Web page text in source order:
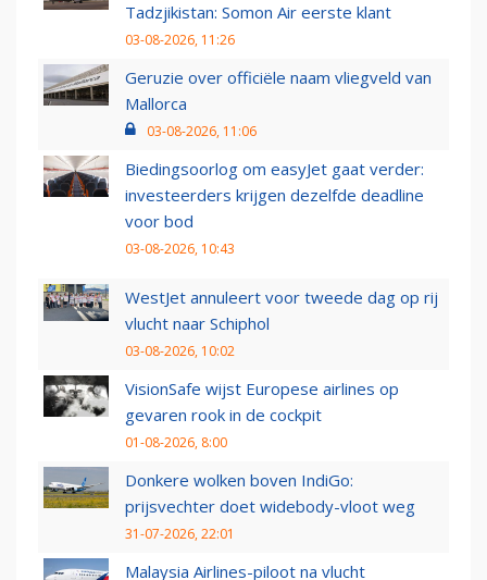
Tadzjikistan: Somon Air eerste klant
03-08-2026, 11:26
Geruzie over officiële naam vliegveld van
Mallorca
03-08-2026, 11:06
Biedingsoorlog om easyJet gaat verder:
investeerders krijgen dezelfde deadline
voor bod
03-08-2026, 10:43
WestJet annuleert voor tweede dag op rij
vlucht naar Schiphol
03-08-2026, 10:02
VisionSafe wijst Europese airlines op
gevaren rook in de cockpit
01-08-2026, 8:00
Donkere wolken boven IndiGo:
prijsvechter doet widebody-vloot weg
31-07-2026, 22:01
Malaysia Airlines-piloot na vlucht